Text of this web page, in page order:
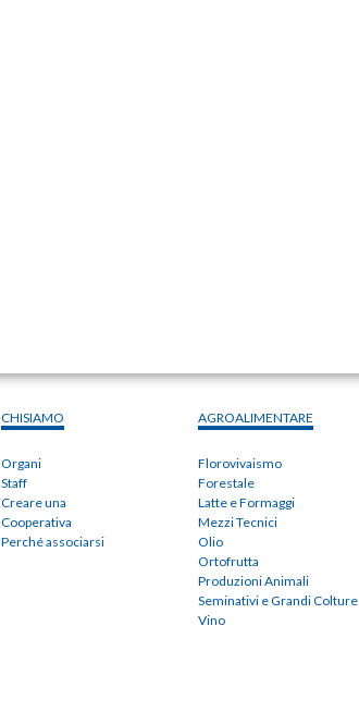
CHISIAMO
Organi
Staff
Creare una
Cooperativa
Perché associarsi
AGROALIMENTARE
Florovivaismo
Forestale
Latte e Formaggi
Mezzi Tecnici
Olio
Ortofrutta
Produzioni Animali
Seminativi e Grandi Colture
Vino